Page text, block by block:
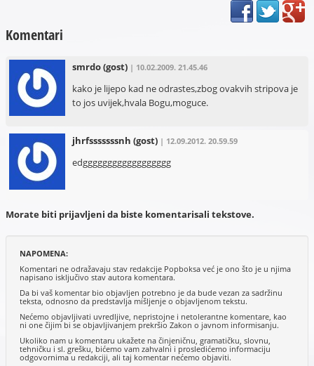
Komentari
smrdo(gost) | 10.02.2009. 21.45.46
kako je lijepo kad ne odrastes,zbog ovakvih stripova je
to jos uvijek,hvala Bogu,moguce.
jhrfsssssssnh (gost) | 12.09.2012. 20.59.59
edgggggggggggggggggg
Morate biti prijavljeni da biste komentarisali tekstove.
NAPOMENA:
Komentari ne odražavaju stav redakcije Popboksa već je ono što je u njima
napisano isključivo stav autora komentara.
Da bi vaš komentar bio objavljen potrebno je da bude vezan za sadržinu
teksta, odnosno da predstavlja mišljenje o objavljenom tekstu.
Nećemo objavljivati uvredljive, nepristojne i netolerantne komentare, kao
ni one čijim bi se objavljivanjem prekršio Zakon o javnom informisanju.
Ukoliko nam u komentaru ukažete na činjeničnu, gramatičku, slovnu,
tehničku i sl. grešku, bićemo vam zahvalni i prosledićemo informaciju
odgovornima u redakciji, ali taj komentar nećemo objaviti.